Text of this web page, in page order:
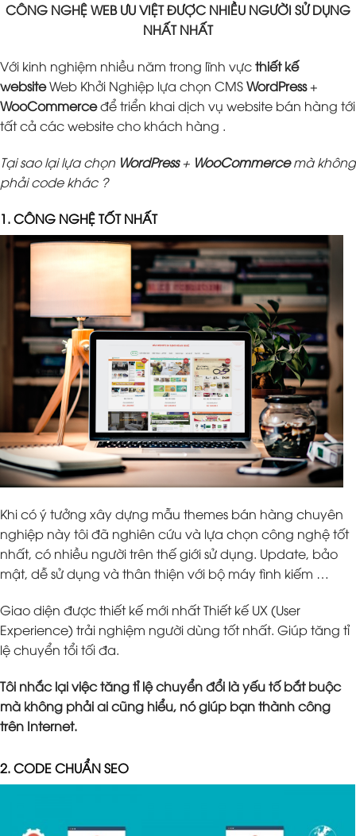
CÔNG NGHỆ WEB ƯU VIỆT ĐƯỢC NHIỀU NGƯỜI SỬ DỤNG
NHẤT NHẤT
Với kinh nghiệm nhiều năm trong lĩnh vựcthiết kế
websiteWeb Khởi Nghiệp lựa chọn CMSWordPress+
WooCommerceđể triển khai dịch vụ website bán hàng tới
tất cả các website cho khách hàng .
Tại sao lại lựa chọn WordPress+ WooCommercemà không
phải code khác ?
1. CÔNG NGHỆ TỐT NHẤT
Khi có ý tưởng xây dựng mẫu themes bán hàng chuyên
nghiệp này tôi đã nghiên cứu và lựa chọn công nghệ tốt
nhất, có nhiều người trên thế giới sử dụng. Update, bảo
mật, dễ sử dụng và thân thiện với bộ máy tình kiếm …
Giao diện được thiết kế mới nhất Thiết kế UX (User
Experience) trải nghiệm người dùng tốt nhất. Giúp tăng tỉ
lệ chuyển tổi tối đa.
Tôi nhắc lại việc tăng tỉ lệ chuyển đổi là yếu tố bắt buộc
mà không phải ai cũng hiểu, nó giúp bạn thành công
trên Internet.
2. CODE CHUẨN SEO